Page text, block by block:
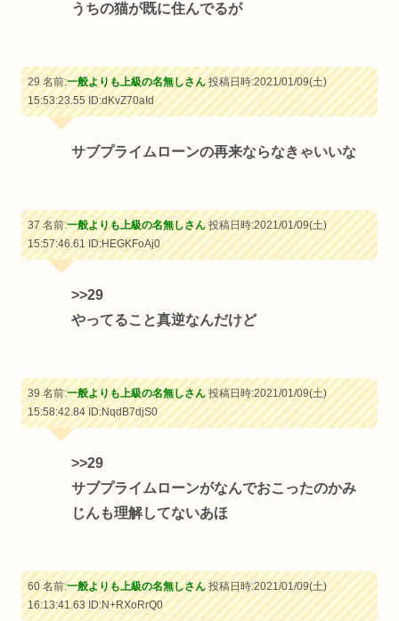
うちの猫が既に住んでるが
29 名前:一般よりも上級の名無しさん投稿日時:2021/01/09(土)
15:53:23.55ID:dKvZ70aId
サブプライムローンの再来ならなきゃいいな
37 名前:一般よりも上級の名無しさん投稿日時:2021/01/09(土)
15:57:46.61ID:HEGKFoAj0
>>29
やってること真逆なんだけど
39 名前:一般よりも上級の名無しさん投稿日時:2021/01/09(土)
15:58:42.84ID:NqdB7djS0
>>29
サブプライムローンがなんでおこったのかみ
じんも理解してないあほ
60 名前:一般よりも上級の名無しさん投稿日時:2021/01/09(土)
16:13:41.63ID:N+RXoRrQ0